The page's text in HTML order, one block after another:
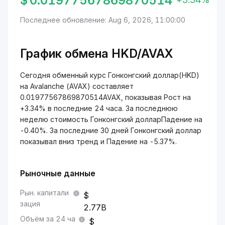
Последнее обновление: Aug 6, 2026, 11:00:00
График обмена HKD/AVAX
Сегодня обменный курс Гонконгский доллар(HKD)
на Avalanche (AVAX) составляет
0.01977567869870514AVAX, показывая Рост на
+3.34% в последние 24 часа. За последнюю
неделю стоимость Гонконгский долларПадение на
-0.40%. За последние 30 дней Гонконгский доллар
показывал вниз тренд и Падение на -5.37%.
Рыночные данные
Рын. капитали
зация
2.77B
Объём за 24 ча